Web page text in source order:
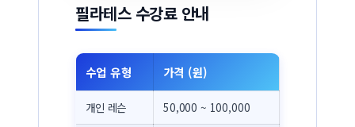
필라테스 수강료 안내
수업 유형 가격 (원)
개인 레슨 50,000 ~ 100,000